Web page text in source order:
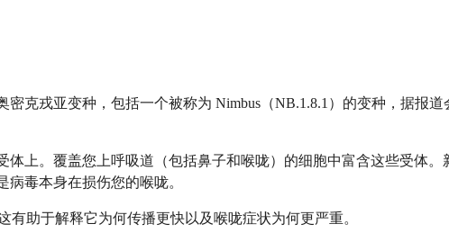
克戎亚变种，包括一个被称为 Nimbus（NB.1.8.1）的变种，据报
上。覆盖您上呼吸道（包括鼻子和喉咙）的细胞中富含这些受体。
毒本身在损伤您的喉咙。
助于解释它为何传播更快以及喉咙症状为何更严重。